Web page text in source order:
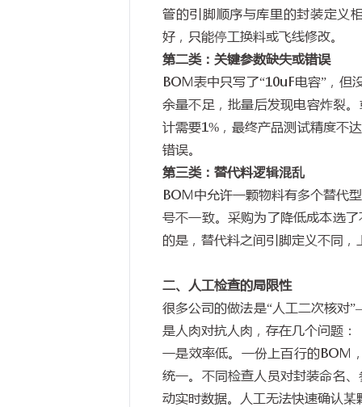
管的引脚顺序与库里的封装定义
好，只能停工换料或飞线修改。
第二类：关键参数缺失或错误
BOM表中只写了“10uF电容” ，但
余量不足，批量后发现电容炸裂
计需要1% ，最终产品测试精度不
错误。
第三类：替代料逻辑混乱
BOM中允许一颗物料有多个替代
号不一致。采购为了降低成本选
的是，替代料之间引脚定义不同，
二、人工检查的局限性
很多公司的做法是“人工二次核对
是人肉对抗人肉，存在几个问题：
一是效率低。一份上百行的BOM
统一。不同检查人员对封装命名
动实时数据。人工无法快速确认